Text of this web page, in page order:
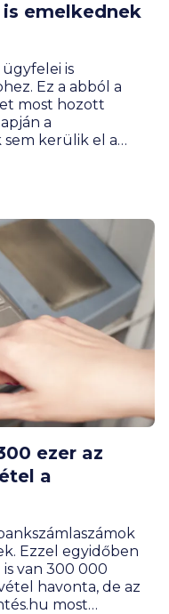
emelkednek
is
Ez a abból a
most hozott
a
kerülik el a
a Binxet a
ezer az
a
Ezzel egyidőben
van 300 000
havonta, de az
most